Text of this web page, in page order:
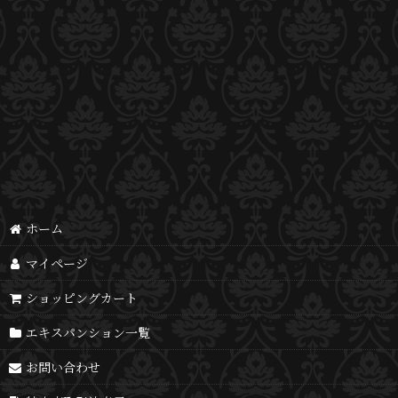
ホーム
マイページ
ショッピングカート
エキスパンション一覧
お問い合わせ